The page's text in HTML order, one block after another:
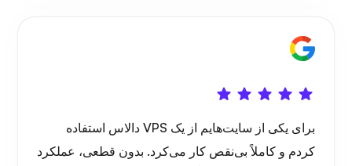
شگفتی
برای یکی از سایت‌هایم از یک VPS دالاس استفاده
کردم و کاملاً بی‌نقص کار می‌کرد. بدون قطعی، عملکرد